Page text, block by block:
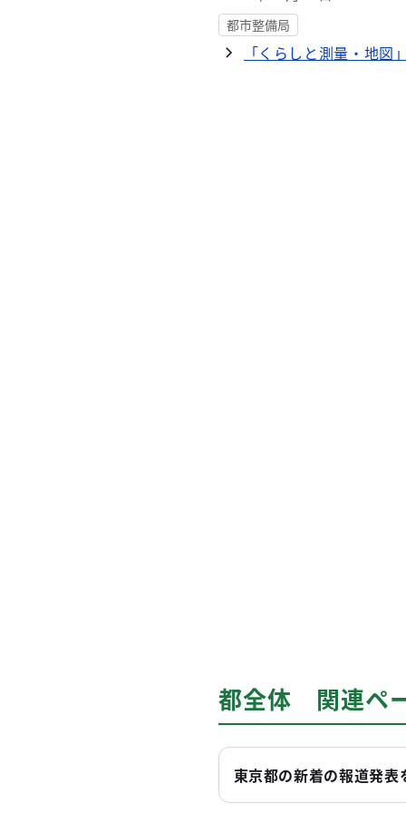
都市整備局
「くらしと測量・地図
都全体 関連ペ
東京都の新着の報道発表